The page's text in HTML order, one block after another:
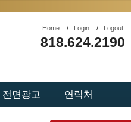
Home/ Login/ Logout
818.624.2190
전면광고 연락처